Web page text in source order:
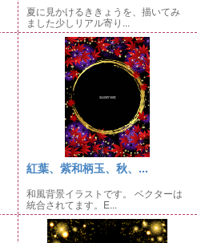
夏に見かけるききょうを、描いてみ
ました少しリアル寄り...
紅葉、紫和柄玉、秋、...
和風背景イラストです。 ベクターは
統合されてます。E...